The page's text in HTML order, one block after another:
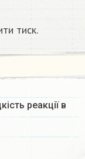
тиск.​
реакції в